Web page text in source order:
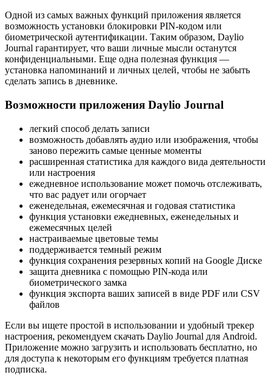
Одной из самых важных функций приложения является
возможность установки блокировки PIN-кодом или
биометрической аутентификации. Таким образом, Daylio
Journal гарантирует, что ваши личные мысли останутся
конфиденциальными. Еще одна полезная функция —
установка напоминаний и личных целей, чтобы не забыть
сделать запись в дневнике.
Возможности приложения Daylio Journal
легкий способ делать записи
возможность добавлять аудио или изображения, чтобы
заново пережить самые ценные моменты
расширенная статистика для каждого вида деятельности
или настроения
ежедневное использование может помочь отслеживать,
что вас радует или огорчает
еженедельная, ежемесячная и годовая статистика
функция установки ежедневных, еженедельных и
ежемесячных целей
настраиваемые цветовые темы
поддерживается темный режим
функция сохранения резервных копий на Google Диске
защита дневника с помощью PIN-кода или
биометрического замка
функция экспорта ваших записей в виде PDF или CSV
файлов
Если вы ищете простой в использовании и удобный трекер
настроения, рекомендуем скачать Daylio Journal для Android.
Приложение можно загрузить и использовать бесплатно, но
для доступа к некоторым его функциям требуется платная
подписка.